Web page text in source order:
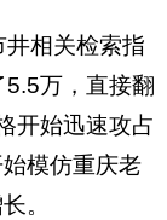
相关检索指
万，直接翻
开始迅速攻占
模仿重庆老
。